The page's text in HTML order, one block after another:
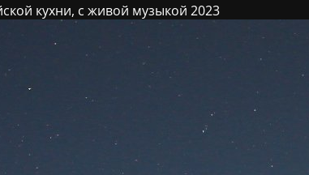
кухни, с живой музыкой 2023